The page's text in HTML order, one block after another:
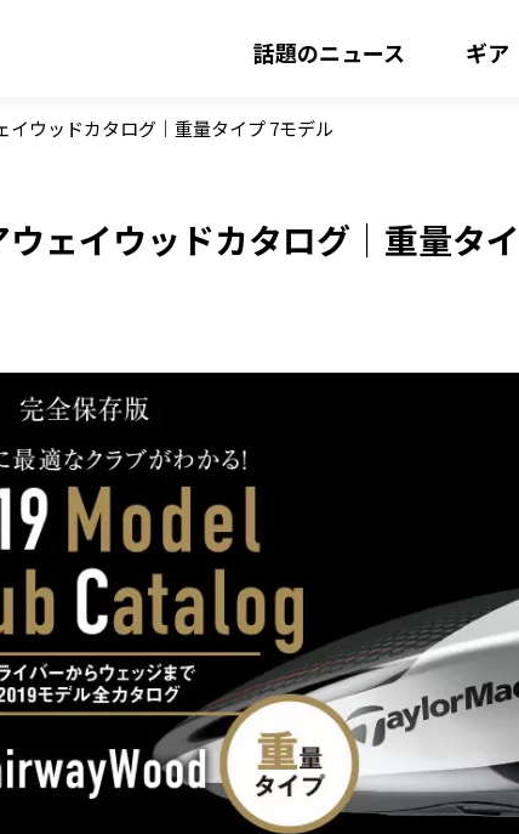
話題のニュース ギア
イウッドカタログ｜重量タイプ 7モデル
ェイウッドカタログ｜重量タイ